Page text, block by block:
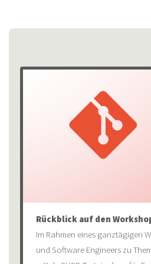
Rückblick auf den
Im Rahmen eines ganztägigen
und Software Engineers zu